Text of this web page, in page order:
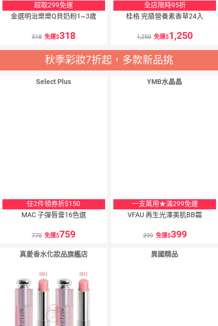
超取299免運
金選明治樂樂Q貝奶粉1~3歲
318 免運 318
全店限時95折
桂格 完膳營養素香草24入
1,250 免運 1,250
秋季彩妝7折起，多款新品挑
Select Plus
任2件領券折$150
MAC 子彈唇膏16色選
770 免運 759
YMB水晶晶
一支萬用★滿299免運
VFAU 再生光澤美肌BB霜
399 免運 399
真愛香水化妝品旗艦店 異國精品